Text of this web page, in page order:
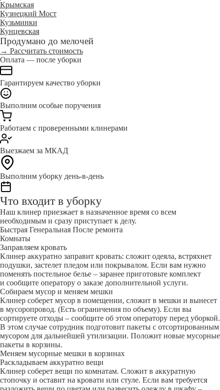
Крымская
Кузнецкий Мост
Кузьминки
Кунцевская
Продумано до мелочей
→ Рассчитать стоимость
Оплата — после уборки
Гарантируем качество уборки
Выполним особые поручения
Работаем с проверенными клинерами
Выезжаем за МКАД
Выполним уборку день-в-день
Что входит в уборку
Наш клинер приезжает в назначенное время со всем
необходимым и сразу приступает к делу.
Быстрая Генеральная После ремонта
Комнаты
Заправляем кровать
Клинер аккуратно заправит кровать: сложит одеяла, встряхнет
подушки, застелет пледом или покрывалом. Если вам нужно
поменять постельное белье – заранее приготовьте комплект
и сообщите оператору о заказе дополнительной услуги.
Собираем мусор и меняем мешки
Клинер соберет мусор в помещении, сложит в мешки и вынесет
в мусоропровод. (Есть ограничения по объему). Если вы
сортируете отходы – сообщите об этом оператору перед уборкой.
В этом случае сотрудник подготовит пакеты с отсортированным
мусором для дальнейшей утилизации. Положит новые мусорные
пакеты в корзины.
Меняем мусорные мешки в корзинах
Раскладываем аккуратно вещи
Клинер соберет вещи по комнатам. Сложит в аккуратную
стопочку и оставит на кровати или стуле. Если вам требуется